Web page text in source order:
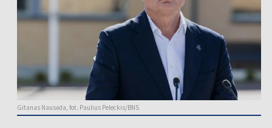
Gitanas Nausėda, fot. Paulius Peleckis/BNS